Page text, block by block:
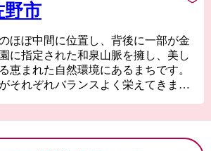
野市
ほぼ中間に位置し、背後に一部が金
に指定された和泉山脈を擁し、美し
恵まれた自然環境にあるまちです。
それぞれバランスよく栄えてきまし
、21世紀にふさわしい国際都市をめ